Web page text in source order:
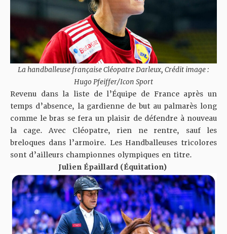
La handballeuse française Cléopatre Darleux, Crédit image :
Hugo Pfeiffer/Icon Sport
Revenu dans la liste de l’Équipe de France après un
temps d’absence, la gardienne de but au palmarès long
comme le bras se fera un plaisir de défendre à nouveau
la cage. Avec Cléopatre, rien ne rentre, sauf les
breloques dans l’armoire. Les Handballeuses tricolores
sont d’ailleurs championnes olympiques en titre.
Julien Épaillard (Équitation)